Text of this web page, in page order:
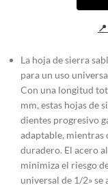
La hoja de sierra
para un uso
Con una longitud
mm, estas hojas de
dientes progresivo
adaptable, mientras
duradero. El acero
minimiza el riesgo
universal de 1/2» se